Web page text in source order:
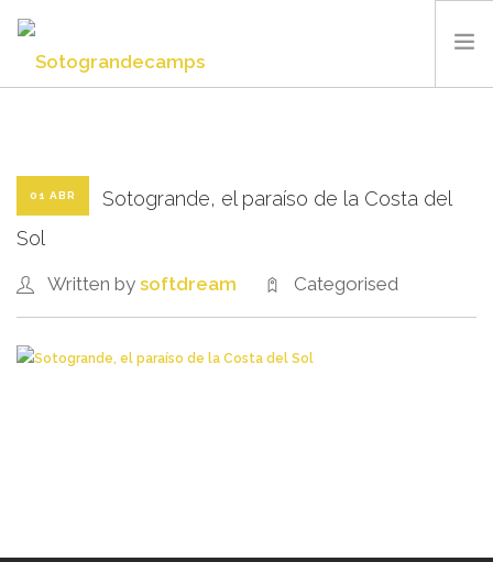
INSTALACIONES Y DEPORTES
QUIÉNES SOMOS
CONTACTO
01 ABR
Sotogrande, el paraíso de la Costa del
Sol
Written by softdream Categorised